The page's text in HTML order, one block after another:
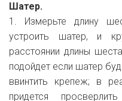
Шатер.
1. Измерьте длину
устроить шатер, и
расстоянии длины
подойдет если шатер
ввинтить крепеж; в
придется